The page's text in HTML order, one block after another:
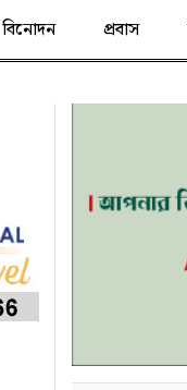
বিনোদন প্রবাস